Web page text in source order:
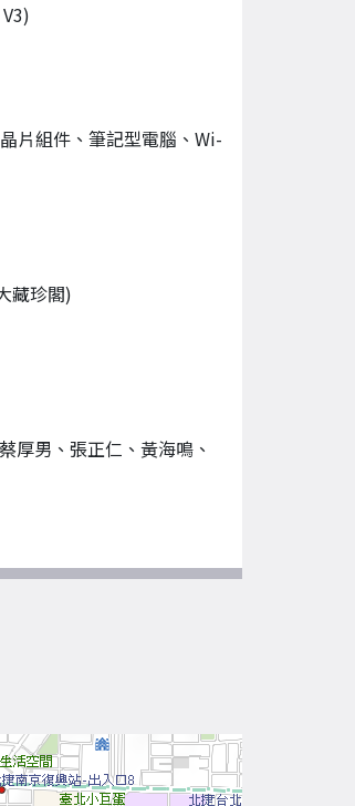
片組件、筆記型電腦、Wi-
新視窗）
藏珍閣)
厚男、張正仁、黃海鳴、